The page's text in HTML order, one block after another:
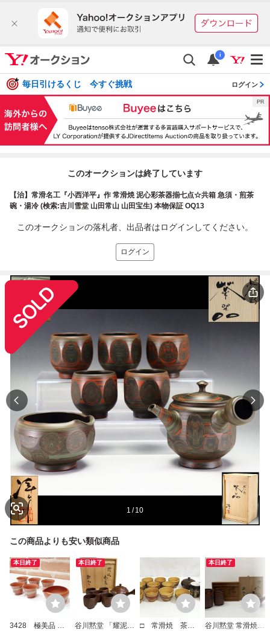
i
毎日引けるくじ 今すぐ挑戦 ログイン
このオークションは終了しています
【治】常滑名工『小西洋平』作 常滑焼 泥心彩茶器揃七点☆共箱 急須・煎茶
碗・湯冷 (検索:吉川雪堂 山田常山 山田宝生) 本物保証 OQ13
このオークションの落札者、出品者はログインしてください。
ログイン
1 / 10
この商品よりも安い類似商品
本日終了
3428 極美品 常
本日終了
谷川黙堂 「耀泥茶
□ 常滑焼 茶
本日終了
谷川黙堂 常滑焼